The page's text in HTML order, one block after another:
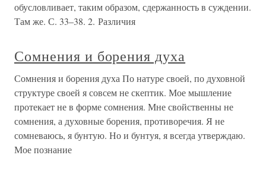
обусловливает, таким образом, сдержанность в суждении.
Там же. С. 33–38. 2. Различия
Сомнения и борения духа
Сомнения и борения духа По натуре своей, по духовной
структуре своей я совсем не скептик. Мое мышление
протекает не в форме сомнения. Мне свойственны не
сомнения, а духовные борения, противоречия. Я не
сомневаюсь, я бунтую. Но и бунтуя, я всегда утверждаю.
Мое познание